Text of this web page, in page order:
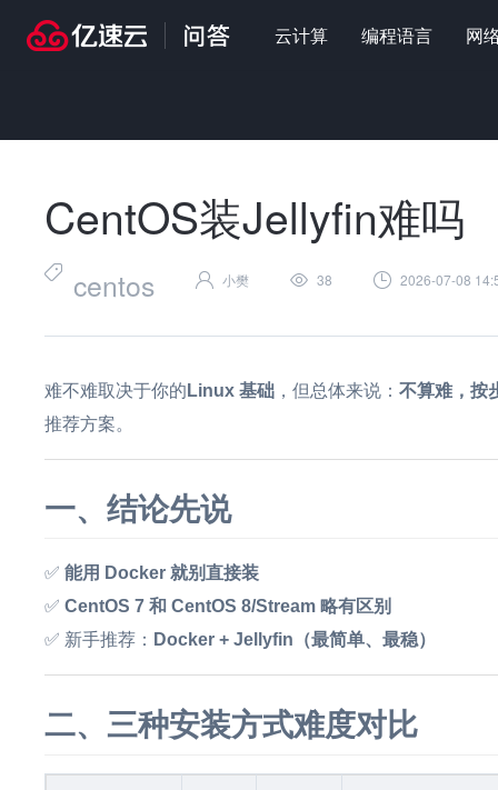
云计算 编程语言 网
CentOS装Jellyfin难吗
centos 小樊 38 2026-07-08
难不难取决于你的 Linux 基础 ，但总体来说： 不算难，按
推荐方案。
一、结论先说
✅ 能用 Docker 就别直接装
✅ CentOS 7 和 CentOS 8/Stream 略有区别
✅ 新手推荐： Docker + Jellyfin（最简单、最稳）
二、三种安装方式难度对比